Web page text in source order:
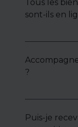
pour
biens ciblés.
Tous les
sont-ils en
toute
contactez-
?
visites,
avec vous,
Puis-je